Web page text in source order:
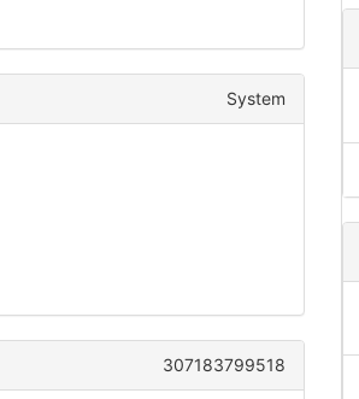
System
307183799518